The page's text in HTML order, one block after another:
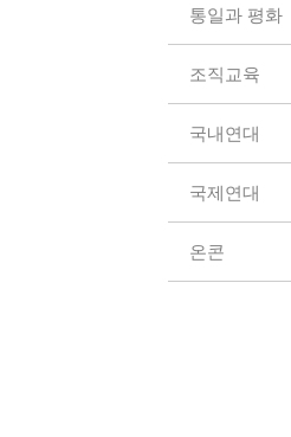
통일과 평화
조직교육
국내연대
국제연대
온콘